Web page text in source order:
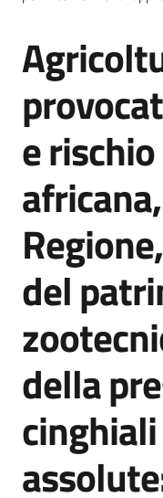
Risorse
Agenzia
di
informazione
e
comunicazione
Seguici
su
Salta al contenuto
e
del
della